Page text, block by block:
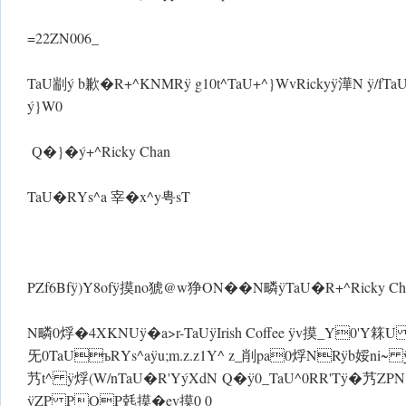
=22ZN006_
TaU剬ý b歉�R+^KNMR ÿ g10t^TaU+^}WvRickyÿ澕N ÿ/
ý}W0
Q�}�ý+^Ricky Chan
TaU�RYs^a 宰�x^y甹sT
PZf6Bf ÿ)Y8of ÿ摸no猇@w狰ON�� N疄 ÿTaU�R+^Ricky
N疄0烰�4XKNU ÿ�a>r-TaUÿIrish Coffee ÿv摸_Y0'Y箖
旡0TaUъRYs^a ÿu;m.z.z1Y^ z_削pa0烰
艿t^ ÿ烰(W/nTaU�R'YýXd N Q�ÿ 0_TaU^0RR'T ÿ�艿ZPN
ÿZP POP兞摸�ev摸0 0